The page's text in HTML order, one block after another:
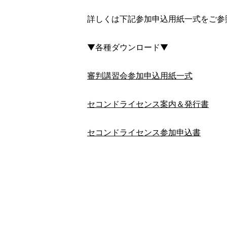
詳しくは下記参加申込用紙一式をご参
▼各種ダウンロード▼
審判講習会参加申込用紙一式
セコンドライセンス案内＆発行書
セコンドライセンス参加申込書